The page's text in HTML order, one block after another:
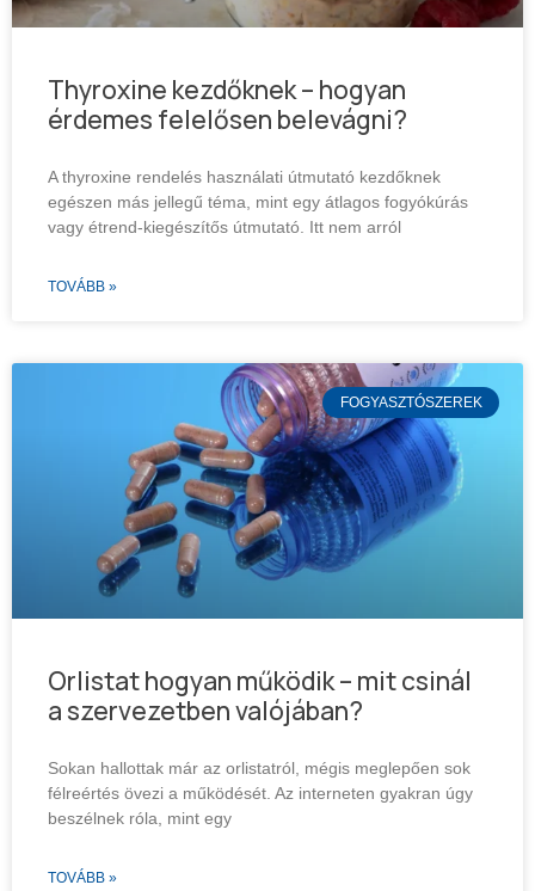
Thyroxine kezdőknek – hogyan
érdemes felelősen belevágni?
A thyroxine rendelés használati útmutató kezdőknek
egészen más jellegű téma, mint egy átlagos fogyókúrás
vagy étrend-kiegészítős útmutató. Itt nem arról
TOVÁBB »
FOGYASZTÓSZEREK
Orlistat hogyan működik – mit csinál
a szervezetben valójában?
Sokan hallottak már az orlistatról, mégis meglepően sok
félreértés övezi a működését. Az interneten gyakran úgy
beszélnek róla, mint egy
TOVÁBB »